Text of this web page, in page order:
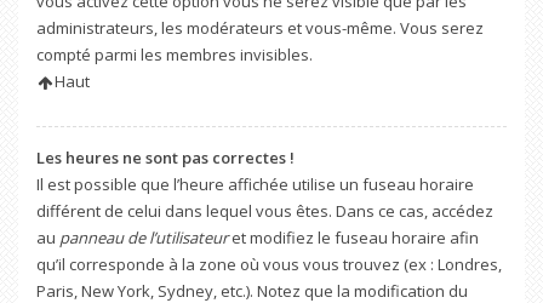
administrateurs, les modérateurs et vous-même. Vous serez
compté parmi les membres invisibles.
Haut
Les heures ne sont pas correctes !
Il est possible que l’heure affichée utilise un fuseau horaire
différent de celui dans lequel vous êtes. Dans ce cas, accédez
au panneau de l’utilisateuret modifiez le fuseau horaire afin
qu’il corresponde à la zone où vous vous trouvez (ex : Londres,
Paris, New York, Sydney, etc.). Notez que la modification du